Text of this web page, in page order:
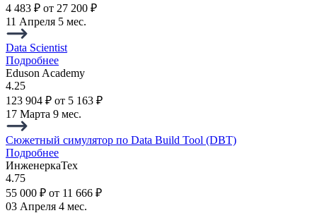
4 483 ₽ от 27 200 ₽
11 Апреля 5 мес.
Data Scientist
Подробнее
Eduson Academy
4.25
123 904 ₽ от 5 163 ₽
17 Марта 9 мес.
Сюжетный симулятор по Data Build Tool (DBT)
Подробнее
ИнженеркаТех
4.75
55 000 ₽ от 11 666 ₽
03 Апреля 4 мес.